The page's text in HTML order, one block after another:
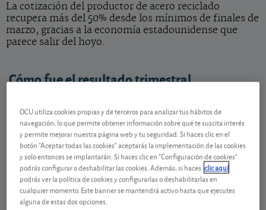
La cotización del productor de acero reciclado
recupera más del 50% desde los mínimos de finales de
marzo, gracias a la economía estadounidense que
parece salir del hoyo.
Cómo fue el resultado trimestral
trimestral, que cierra con unapérdidade 0,18 USD
por acción, tras la ganancia de 0,14 USD en el
trimestre anterior, si bien el grupo ha
incluidoelementos no recurrentes(costes de
reestructuración, depreciación de activos, etc.). Sin
ellos, elbeneficiohabría alcanzado un buen nivel
(0,05 USD por acción). Aun así, el
OCU utiliza cookies propias y de terceros para analizar tus hábitos de
navegación, lo que permite obtener información sobre qué te suscita interés
y permite mejorar nuestra página web y tu seguridad. Si haces clic en el
botón "Aceptar todas las cookies" aceptarás la implementación de las cookies
y solo entonces se implantarán. Si haces clic en "Configuración de cookies"
podrás configurar o deshabilitar las cookies. Además, si haces clic aquí
podrás ver la política de cookies y configurarlas o deshabilitarlas en
cualquier momento. Este banner se mantendrá activo hasta que ejecutes
alguna de estas dos opciones.